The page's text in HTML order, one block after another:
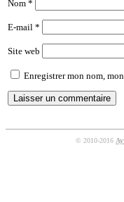
Nom *
E-mail *
Site web
Enregistrer mon nom,
© 2010-2016